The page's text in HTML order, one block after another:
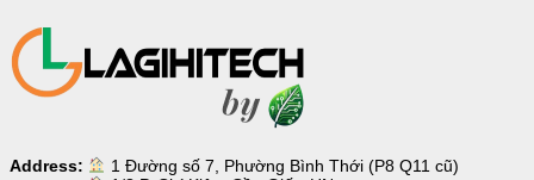
Address:
1 Đường số 7, Phường Bình Thới (P8 Q11 cũ)